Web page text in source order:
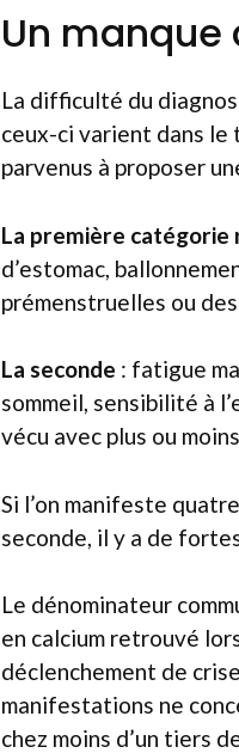
Un
La difficulté du
ceux-ci varient dans le
parvenus à proposer
La première catégorie
d’estomac,
prémenstruelles ou des
La seconde : fatigue
sommeil, sensibilité à
vécu avec plus ou
Si l’on manifeste
seconde, il y a de
Le dénominateur
en calcium retrouvé
déclenchement de
manifestations ne
chez moins d’un tiers